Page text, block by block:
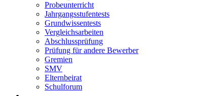
Probeunterricht
Jahrgangsstufentests
Grundwissentests
Vergleichsarbeiten
Abschlussprüfung
Prüfung für andere Bewerber
Gremien
SMV
Elternbeirat
Schulforum